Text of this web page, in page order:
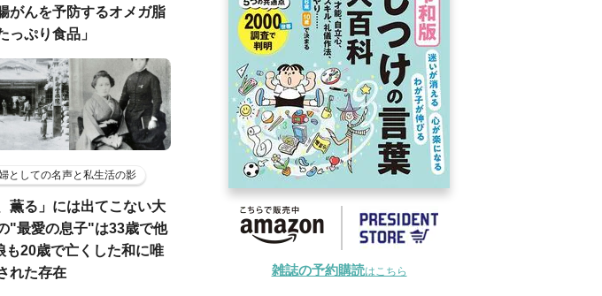
がんを予防するオメガ脂
っぷり食品」
としての名声と私生活の影
薫る」には出てこない大
"最愛の息子"は33歳で他
も20歳で亡くした和に唯
れた存在
雑誌の予約購読はこちら